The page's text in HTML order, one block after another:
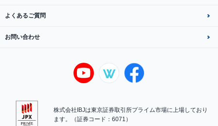
よくあるご質問
お問い合わせ
株式会社IBJは東京証券取引所プライム市場に上場しており
ます。（証券コード：6071）